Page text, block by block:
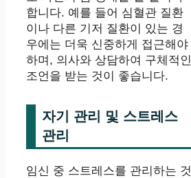
합니다. 예를 들어 심혈관 질환
이나 다른 기저 질환이 있는 경
우에는 더욱 신중하게 접근해야
하며, 의사와 상담하여 구체적인
조언을 받는 것이 좋습니다.
자기 관리 및 스트레스
관리
임신 중 스트레스를 관리하는 것